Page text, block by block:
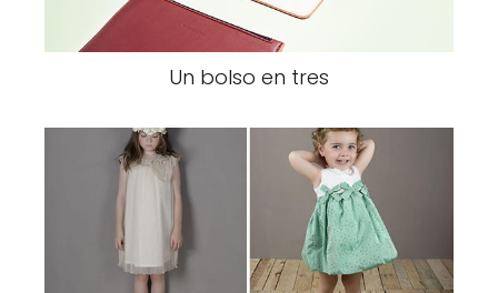
Un bolso en tres